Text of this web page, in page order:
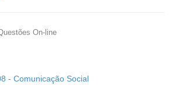
On-line
- Comunicação Social